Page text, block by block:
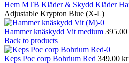
Hem MTB Kläder & Skydd Kläder
Adjustable Krypton Blue (X-L)
Hammer knäskydd Vit medium 395.00
Back to products
Keps Poc corp Bohrium Red 349.00kr